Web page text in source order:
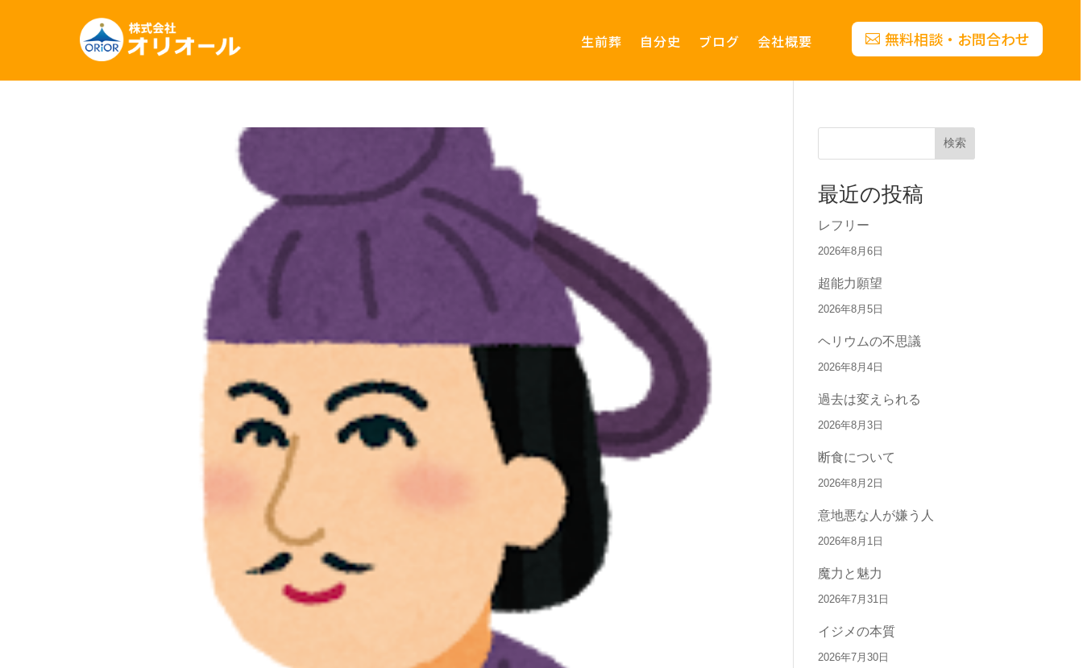
生前葬 自分史 ブログ 会社概要 無料相談・お問合わせ
検索
最近の投稿
レフリー
2026年8月6日
超能力願望
2026年8月5日
ヘリウムの不思議
2026年8月4日
過去は変えられる
2026年8月3日
断食について
2026年8月2日
意地悪な人が嫌う人
2026年8月1日
魔力と魅力
2026年7月31日
イジメの本質
2026年7月30日